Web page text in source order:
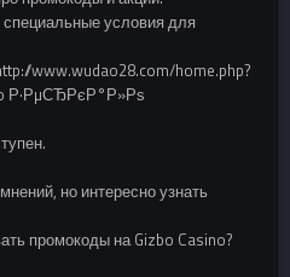
условия для
www.wudao28.com/home.php?
Р·РµСЂРєР°Р»Рѕ
но интересно узнать
промокоды на Gizbo Casino?